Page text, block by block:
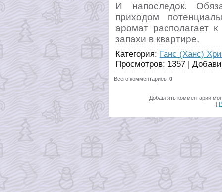
И напоследок.
приходом
аромат располагает
запахи в квартире.
Категория: Ганс (Ханс)
Просмотров: 1357 |
Всего комментариев: 0
Добавлять комментарии
[